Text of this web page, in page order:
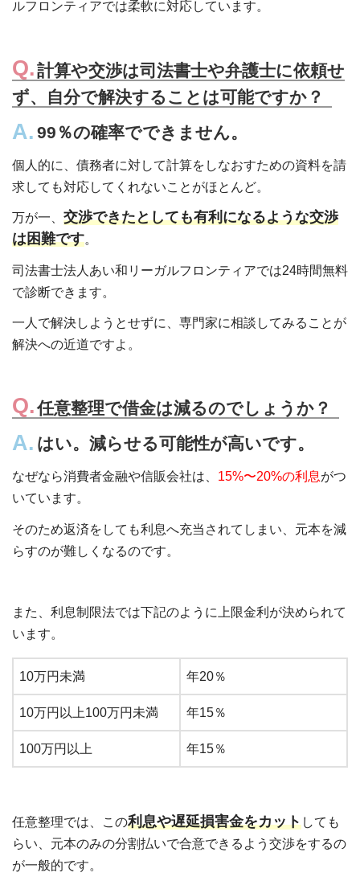
ルフロンティアでは柔軟に対応しています。
計算や交渉は司法書士や弁護士に依頼せ
ず、自分で解決することは可能ですか？
99％の確率でできません。
個人的に、債務者に対して計算をしなおすための資料を請
求しても対応してくれないことがほとんど。
万が一、 交渉できたとしても有利になるような交渉
は困難です。
司法書士法人あい和リーガルフロンティアでは24時間無料
で診断できます。
一人で解決しようとせずに、専門家に相談してみることが
解決への近道ですよ。
任意整理で借金は減るのでしょうか？
はい。減らせる可能性が高いです。
なぜなら消費者金融や信販会社は、 15%〜20%の利息がつ
いています。
そのため返済をしても利息へ充当されてしまい、元本を減
らすのが難しくなるのです。
また、利息制限法では下記のように上限金利が決められて
います。
10万円未満 年20％
10万円以上100万円未満 年15％
100万円以上 年15％
任意整理では、この利息や遅延損害金をカットしても
らい、元本のみの分割払いで合意できるよう交渉をするの
が一般的です。